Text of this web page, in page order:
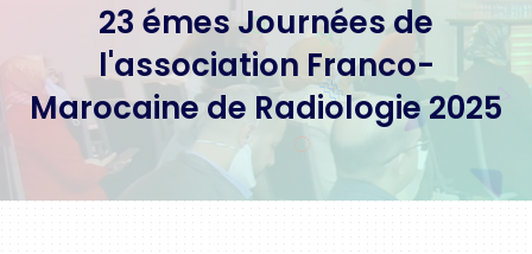
23 émes Journées de
l'association Franco-
Marocaine de Radiologie 2025